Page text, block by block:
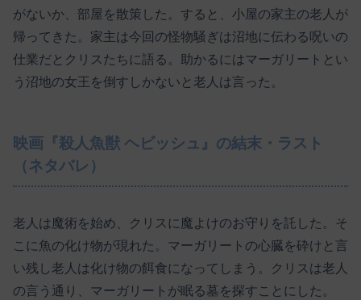
がないか、部屋を散策した。すると、小屋の家主の老人が
帰ってきた。家主は今回の怪物騒ぎは沼地に伝わる呪いの
仕業だとクリスたちに語る。助かるにはマーガリートとい
う沼地の女王を倒すしかないと老人は言った。
映画『殺人魚獣 ヘビッシュ』の結末・ラスト
（ネタバレ）
老人は魔術を始め、クリスに魔よけのお守りを託した。そ
こに魚の化け物が現れた。マーガリートの心臓を砕けと言
い残し老人は化け物の餌食になってしまう。クリスは老人
の言う通り、マーガリートが眠る墓を探すことにした。